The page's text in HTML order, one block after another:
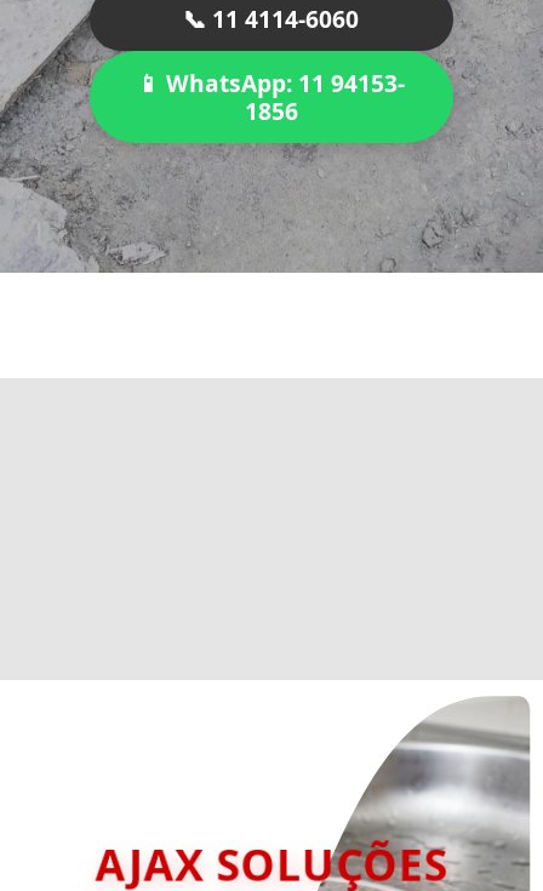
📞 11 4114-6060
📱 WhatsApp: 11 94153-
1856
AJAX SOLUÇÕES